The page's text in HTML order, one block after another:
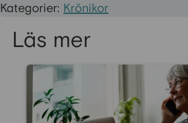
Kategorier: Krönikor
Läs mer